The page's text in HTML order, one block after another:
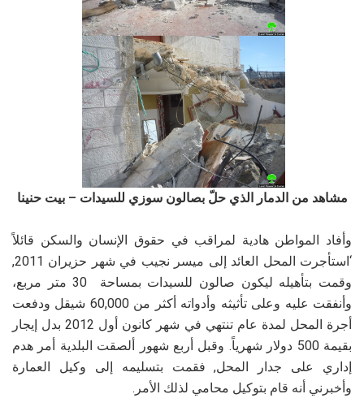
مشاهد من الدمار الذي حلّ بصالون سوزي للسيدات – بيت حنينا
وأفاد المواطن هادية لمراقب في حقوق الإنسان والسكن قائلاً
‘استأجرت المحل العائد إلى ميسر نجيب في شهر حزيران 2011,
وقمت بتأهيله ليكون صالون للسيدات بمساحة 30 متر مربع،
وأنفقت عليه وعلى تأثيثه وأدواته أكثر من 60,000 شيقل ودفعت
أجرة المحل لمدة عام تنتهي في شهر كانون أول 2012 بدل إيجار
بقيمة 500 دولار شهرياً. وقبل أربع شهور ألصقت البلدية أمر هدم
إداري على جدار المحل, فقمت بتسليمه إلى وكيل العمارة
وأخبرني أنه قام بتوكيل محامي لذلك الأمر.